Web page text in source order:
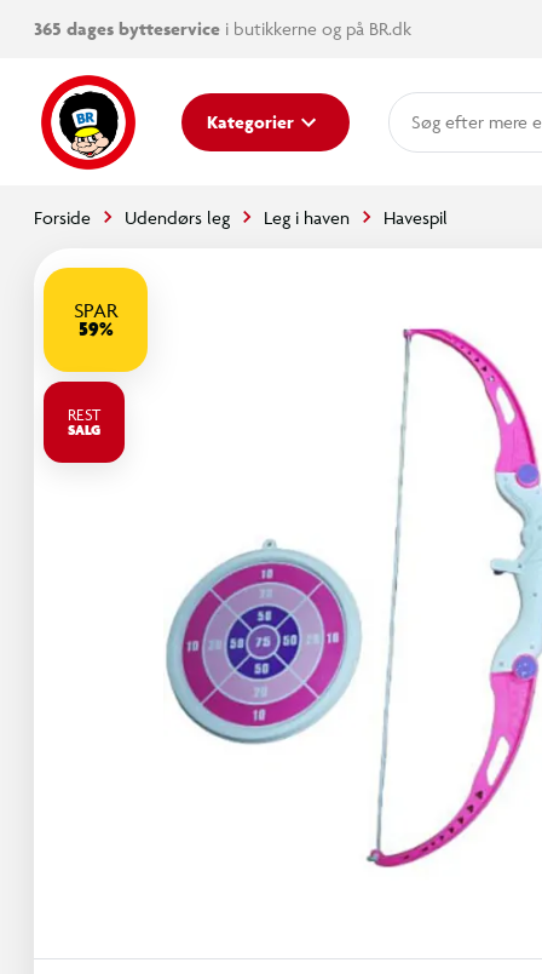
365 dages bytteservice i butikkerne og på BR.dk
Kategorier
mere
Forside Udendørs leg Leg i haven Havespil
SPAR
59%
REST
SALG